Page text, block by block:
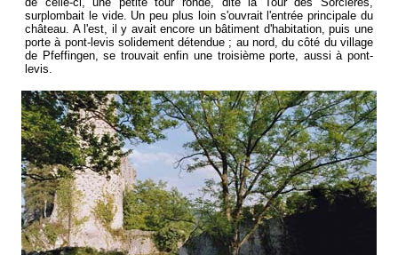
surplombait le vide. Un peu plus loin s'ouvrait l'entrée principale du
château. A l'est, il y avait encore un bâtiment d'habitation, puis une
porte à pont-levis solidement détendue ; au nord, du côté du village
de Pfeffingen, se trouvait enfin une troisième porte, aussi à pont-
levis.